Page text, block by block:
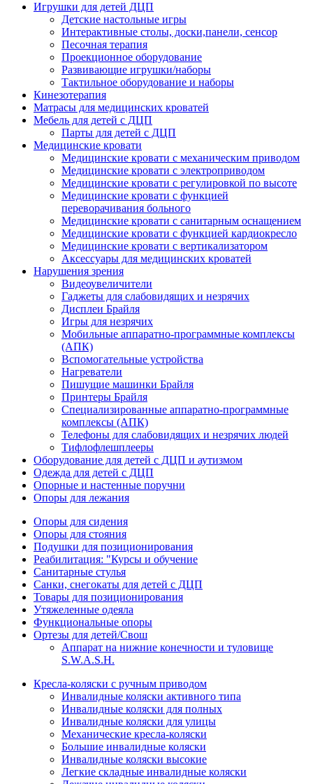
Игрушки для детей ДЦП
Детские настольные игры
Интерактивные столы, доски,панели, сенсор
Песочная терапия
Проекционное оборудование
Развивающие игрушки/наборы
Тактильное оборудование и наборы
Кинезотерапия
Матрасы для медицинских кроватей
Мебель для детей с ДЦП
Парты для детей с ДЦП
Медицинские кровати
Медицинские кровати с механическим приводом
Медицинские кровати с электроприводом
Медицинские кровати с регулировкой по высоте
Медицинские кровати с функцией
переворачивания больного
Медицинские кровати с санитарным оснащением
Медицинские кровати с функцией кардиокресло
Медицинские кровати с вертикализатором
Аксессуары для медицинских кроватей
Нарушения зрения
Видеоувеличители
Гаджеты для слабовидящих и незрячих
Дисплеи Брайля
Игры для незрячих
Мобильные аппаратно-программные комплексы
(АПК)
Вспомогательные устройства
Нагреватели
Пишущие машинки Брайля
Принтеры Брайля
Специализированные аппаратно-программные
комплексы (АПК)
Телефоны для слабовидящих и незрячих людей
Тифлофлешплееры
Оборудование для детей с ДЦП и аутизмом
Одежда для детей с ДЦП
Опорные и настенные поручни
Опоры для лежания
Опоры для сидения
Опоры для стояния
Подушки для позиционирования
Реабилитация: "Курсы и обучение
Санитарные стулья
Санки, снегокаты для детей с ДЦП
Товары для позиционирования
Утяжеленные одеяла
Функциональные опоры
Ортезы для детей/Свош
Аппарат на нижние конечности и туловище
S.W.A.S.H.
Кресла-коляски с ручным приводом
Инвалидные коляски активного типа
Инвалидные коляски для полных
Инвалидные коляски для улицы
Механические кресла-коляски
Большие инвалидные коляски
Инвалидные коляски высокие
Легкие складные инвалидные коляски